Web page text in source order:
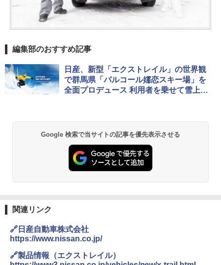
編集部のおすすめ記事
日産、新型「エクストレイル」の世界観
で群馬県「パルコール嬬恋スキー場」を
全面プロデュース 利用者を乗せて雪上を
Google 検索で当サイトの記事を優先表示させる
関連リンク
🔗日産自動車株式会社
https://www.nissan.co.jp/
🔗製品情報（エクストレイル）